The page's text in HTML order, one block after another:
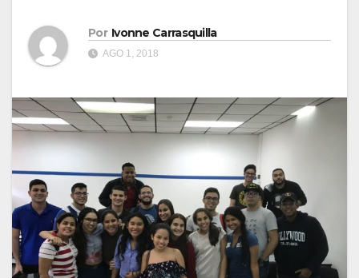
Por Ivonne Carrasquilla
AGO 1, 2018